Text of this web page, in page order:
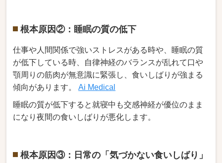
根本原因②：睡眠の質の低下
仕事や人間関係で強いストレスがある時や、睡眠の質
が低下している時、自律神経のバランスが乱れて口や
顎周りの筋肉が無意識に緊張し、食いしばりが強まる
傾向があります。Ai Medical
睡眠の質が低下すると就寝中も交感神経が優位のまま
になり夜間の食いしばりが悪化します。
根本原因③：日常の「気づかない食いしばり」